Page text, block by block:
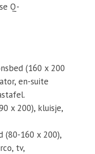
Q-
(160 x 200
en-suite
x 200), kluisje,
(80-160 x 200),
tv,